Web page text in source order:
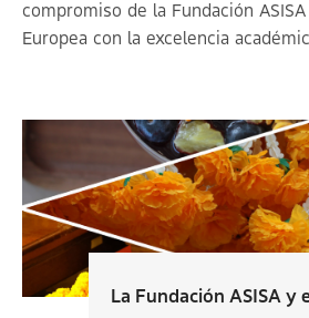
compromiso de la Fundación
Europea con la excelencia
La Fundación ASISA y